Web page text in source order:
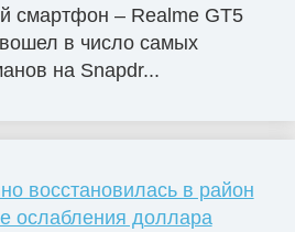
смартфон – Realme GT5
в число самых
на Snapdr...
восстановилась в район
ослабления доллара